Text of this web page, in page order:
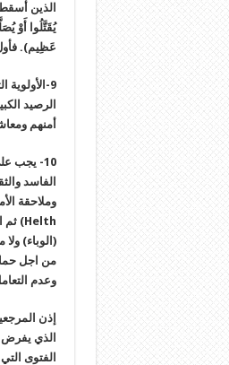
الذين
يُقَتَّلُوا أَوْ
عَظِيم).
9-
الرصيد
أمنهم
10- يجب
الفاسد
(الوباء)
من اجل
وعدم
إذن
الذي يفرض
الفتوى